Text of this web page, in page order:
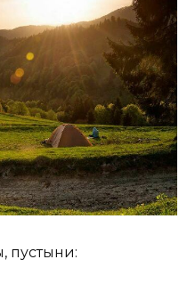
пустыни: